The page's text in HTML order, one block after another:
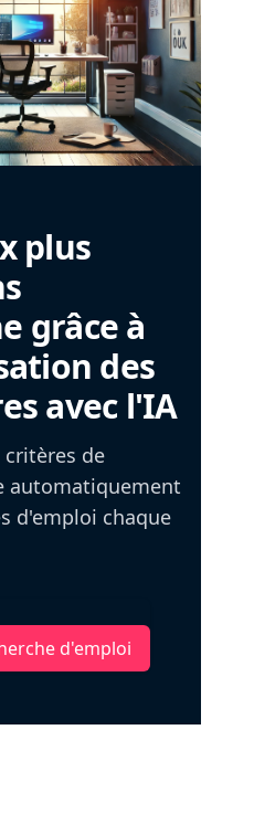
plus
grâce à
des
avec l'IA
de
automatiquement
d'emploi chaque
d'emploi